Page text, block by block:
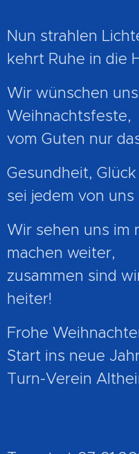
Nun strahlen
kehrt Ruhe in die
Wir wünschen
Weihnachtsfeste,
vom Guten nur
Gesundheit,
sei jedem von
Wir sehen uns im
machen weiter,
zusammen sind
heiter!
Frohe
Start ins neue
Turn-Verein